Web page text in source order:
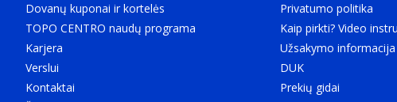
Dovanų kuponai ir kortelės
TOPO CENTRO naudų programa
Karjera
Verslui
Kontaktai
Privatumo politika
Kaip pirkti? Video
Užsakymo informacija
DUK
Prekių gidai